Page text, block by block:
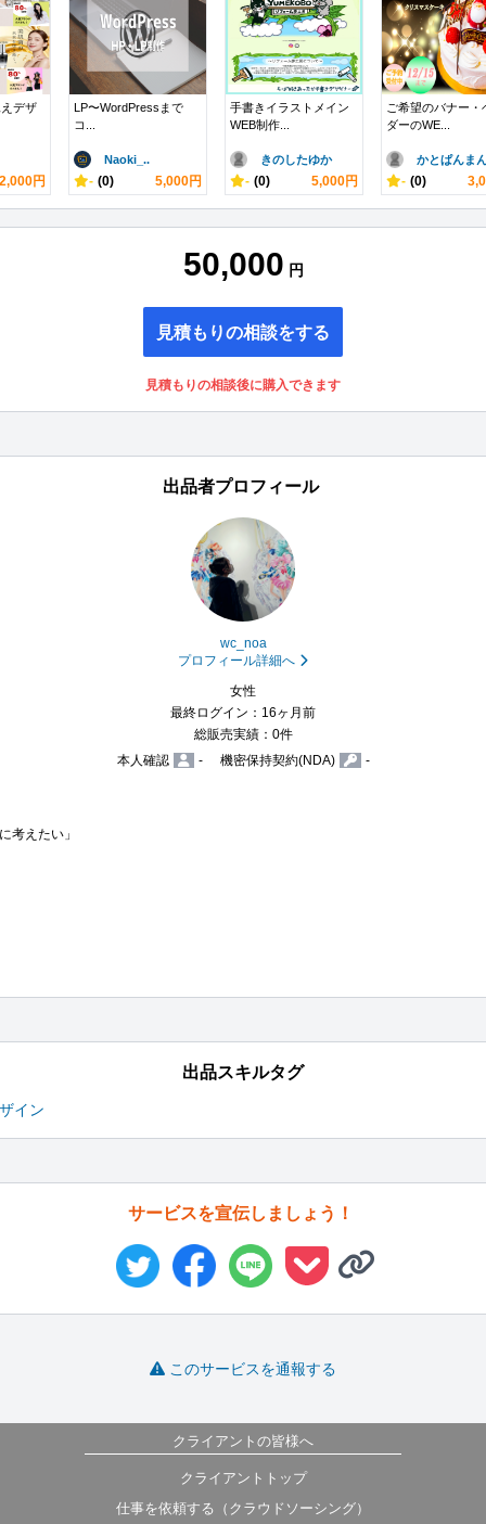
デザ
2,000円
LP〜WordPressまで
コ...
Naoki_..
- (0) 5,000円
手書きイラストメイン
WEB制作...
きのしたゆか
- (0) 5,000円
ご希望のバナー・
ダーのWE...
かとぱんま
- (0)
50,000 円
見積もりの相談をする
見積もりの相談後に購入できます
出品者プロフィール
wc_noa
プロフィール詳細へ
女性
最終ログイン：16ヶ月前
総販売実績：0件
本人確認
- 機密保持契約(NDA) -
考えたい」
出品スキルタグ
イン
サービスを宣伝しましょう！
このサービスを通報する
クライアントの皆様へ
クライアントトップ
仕事を依頼する（クラウドソーシング）